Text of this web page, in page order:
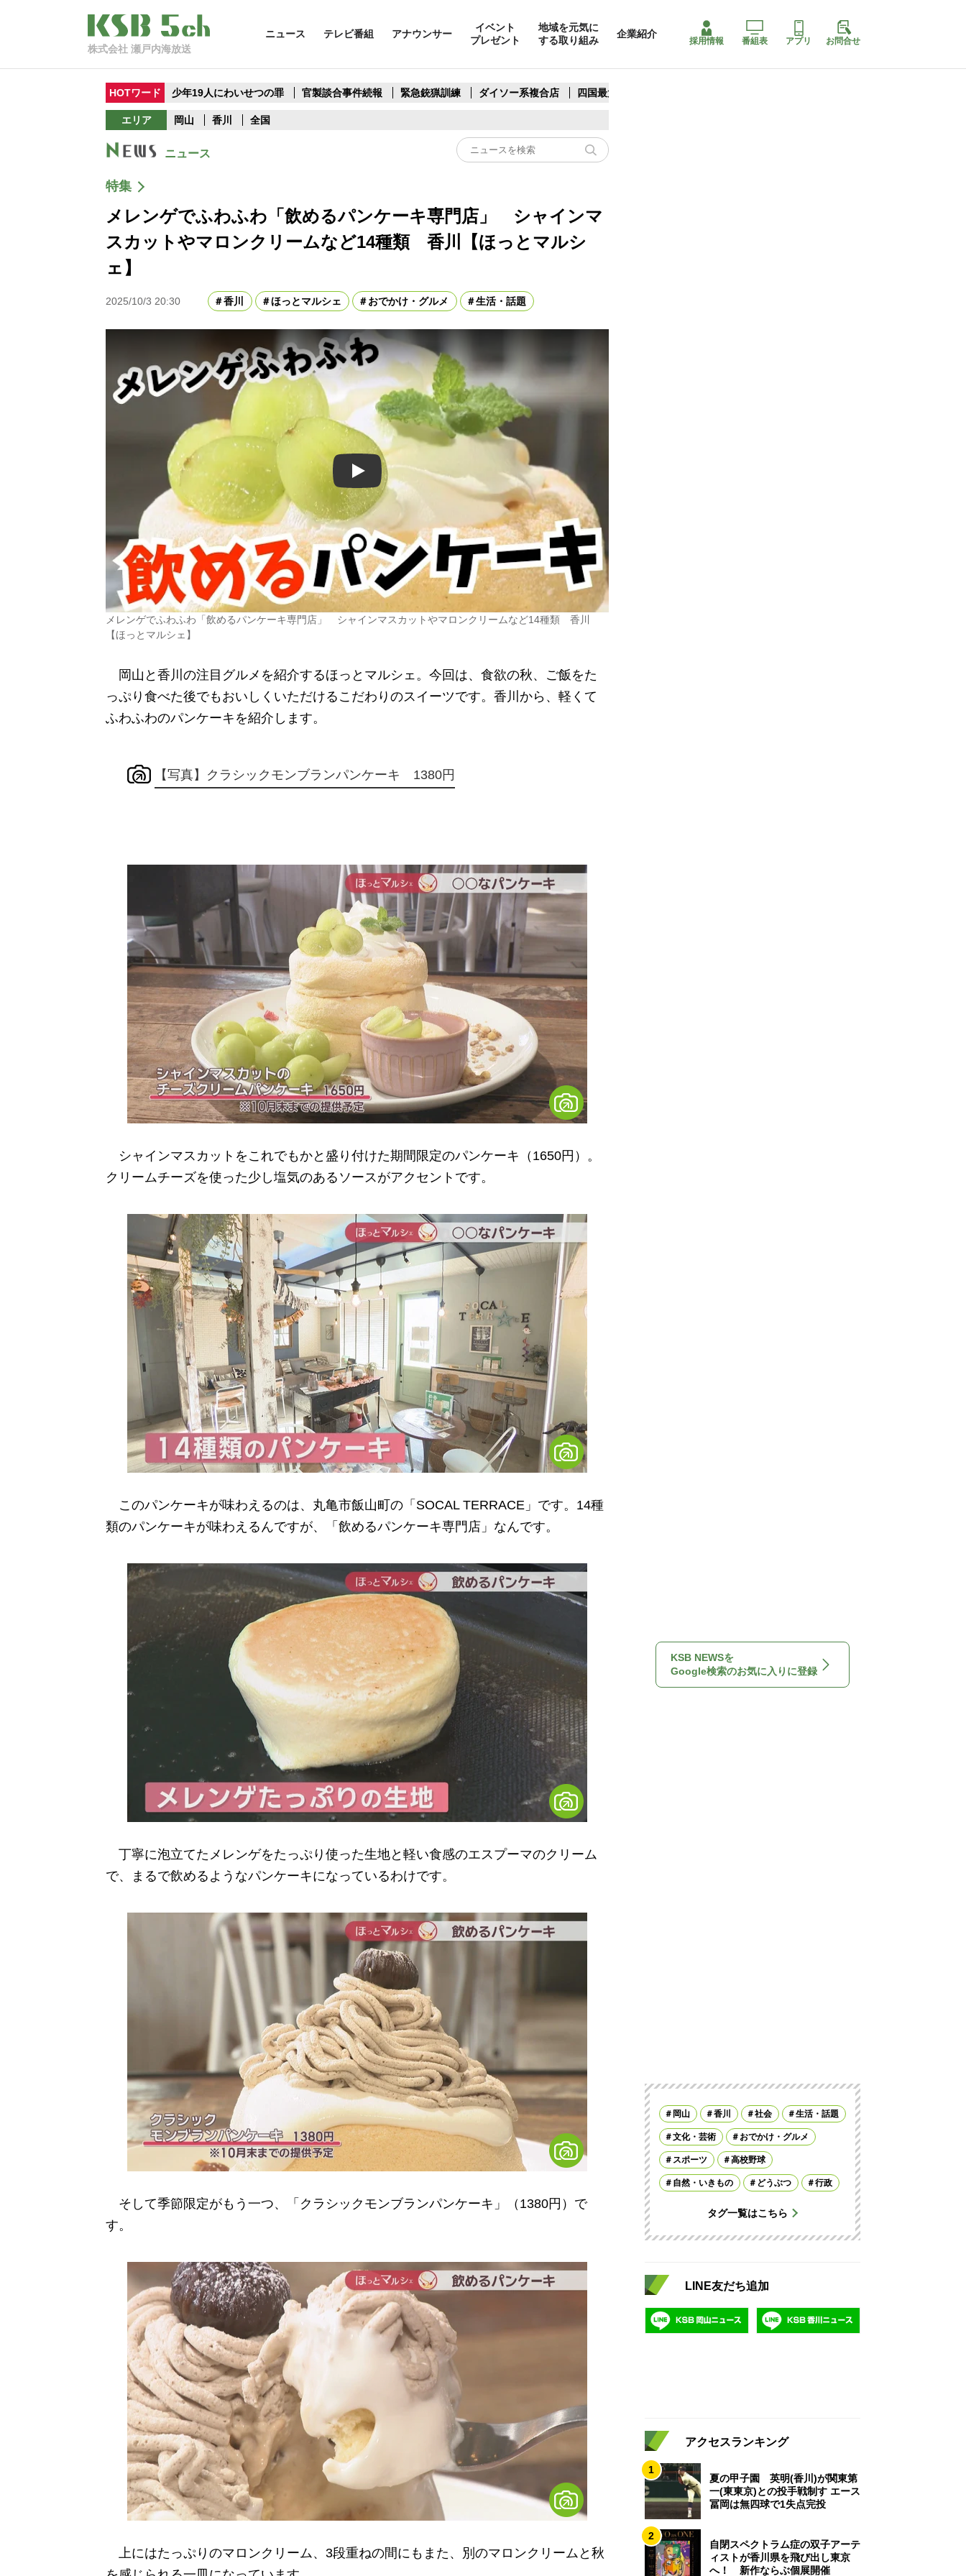
株式会社 瀬戸内海放送
ニュース テレビ番組 アナウンサー
イベント
プレゼント
地域を元気に
する取り組み
企業紹介
採用情報 番組表 アプリ お問合せ
HOTワード 少年19人にわいせつの罪 官製談合事件続報 緊急銃猟訓練 ダイソー系複合店 四国最大スリコ
エリア 岡山 香川 全国
ニュース
特集
メレンゲでふわふわ「飲めるパンケーキ専門店」 シャインマ
スカットやマロンクリームなど14種類 香川【ほっとマルシ
ェ】
2025/10/3 20:30 香川 ほっとマルシェ おでかけ・グルメ 生活・話題
Play
メレンゲでふわふわ「飲めるパンケーキ専門店」 シャインマスカットやマロンクリームなど14種類 香川
【ほっとマルシェ】
岡山と香川の注目グルメを紹介するほっとマルシェ。今回は、食欲の秋、ご飯をた
っぷり食べた後でもおいしくいただけるこだわりのスイーツです。香川から、軽くて
ふわふわのパンケーキを紹介します。
【写真】クラシックモンブランパンケーキ 1380円
シャインマスカットをこれでもかと盛り付けた期間限定のパンケーキ（1650円）。
クリームチーズを使った少し塩気のあるソースがアクセントです。
このパンケーキが味わえるのは、丸亀市飯山町の「SOCAL TERRACE」です。14種
類のパンケーキが味わえるんですが、「飲めるパンケーキ専門店」なんです。
丁寧に泡立てたメレンゲをたっぷり使った生地と軽い食感のエスプーマのクリーム
で、まるで飲めるようなパンケーキになっているわけです。
そして季節限定がもう一つ、「クラシックモンブランパンケーキ」（1380円）で
す。
上にはたっぷりのマロンクリーム、3段重ねの間にもまた、別のマロンクリームと秋
KSB NEWSを
Google検索のお気に入りに登録
岡山 香川 社会 生活・話題
文化・芸術 おでかけ・グルメ
スポーツ 高校野球
自然・いきもの どうぶつ 行政
タグ一覧はこちら
LINE友だち追加
アクセスランキング
1
夏の甲子園 英明(香川)が関東第
一(東東京)との投手戦制す エース
冨岡は無四球で1失点完投
2
自閉スペクトラム症の双子アーテ
ィストが香川県を飛び出し東京
へ！ 新作ならぶ個展開催